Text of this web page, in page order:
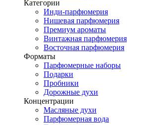
Категории
Инди-парфюмерия
Нишевая парфюмерия
Премиум ароматы
Винтажная парфюмерия
Восточная парфюмерия
Форматы
Парфюмерные наборы
Подарки
Пробники
Дорожные духи
Концентрации
Масляные духи
Парфюмерная вода